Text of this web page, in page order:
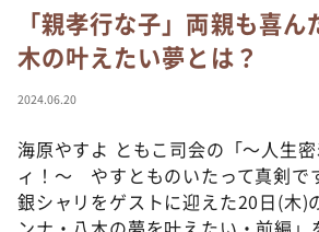
なるみ・岡村の過ぎるTV
相席食堂
～人生密着トークバラエティ！～
て真剣です
探偵！ナイトスクープ
「親孝行な子」両親も喜ん
木の叶えたい夢とは？
2024.06.20
海原やすよ ともこ司会の「～人生
ィ！～ やすとものいたって真剣で
銀シャリをゲストに迎えた20日(木)